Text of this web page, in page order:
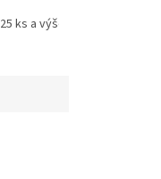
25 ks a výše